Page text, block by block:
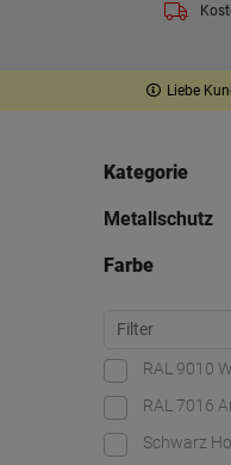
Liebe
Kategorie
Metallschutz
Farbe
RAL 9010
RAL 7016
Schwarz